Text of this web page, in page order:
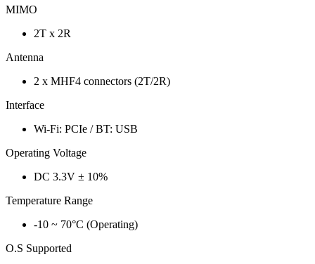
MIMO
2T x 2R
Antenna
2 x MHF4 connectors (2T/2R)
Interface
Wi-Fi: PCIe / BT: USB
Operating Voltage
DC 3.3V ± 10%
Temperature Range
-10 ~ 70°C (Operating)
O.S Supported